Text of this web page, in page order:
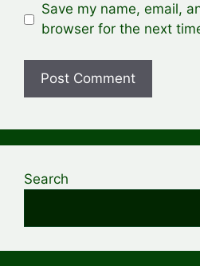
Save my name, email,
browser for the next
Search